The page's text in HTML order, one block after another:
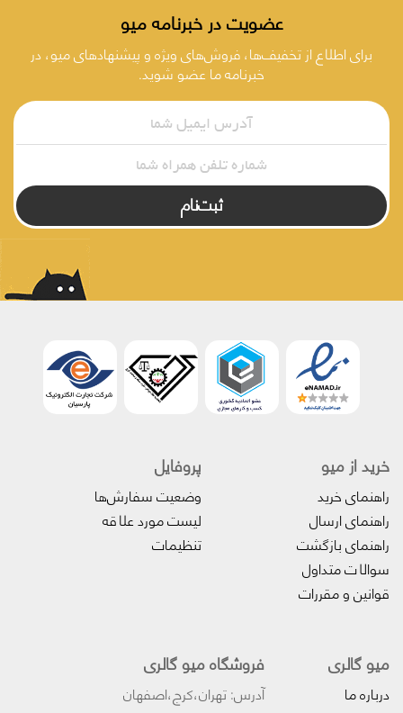
عضویت در خبرنامه میو
برای اطلاع از تخفیف‌ها، فروش‌های ویژه و پیشنهادهای میو، در
خبرنامه ما عضو شوید.
ثبت‌نام
خرید از میو
راهنمای خرید
راهنمای ارسال
راهنمای بازگشت
سوالات متداول
قوانین و مقررات
پروفایل‌
وضعیت سفارش‌ها
لیست مورد علاقه
تنظیمات
میو گالری
درباره ما
فروشگاه میو گالری
آدرس: تهران،کرج،اصفهان